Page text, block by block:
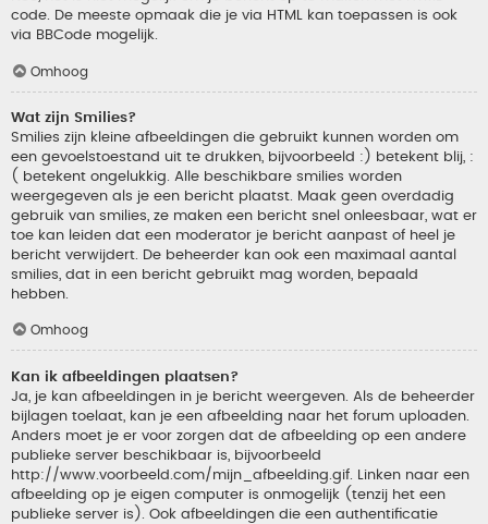
code. De meeste opmaak die je via HTML kan toepassen is ook
via BBCode mogelijk.
Omhoog
Wat zijn Smilies?
Smilies zijn kleine afbeeldingen die gebruikt kunnen worden om
een gevoelstoestand uit te drukken, bijvoorbeeld :) betekent blij, :
( betekent ongelukkig. Alle beschikbare smilies worden
weergegeven als je een bericht plaatst. Maak geen overdadig
gebruik van smilies, ze maken een bericht snel onleesbaar, wat er
toe kan leiden dat een moderator je bericht aanpast of heel je
bericht verwijdert. De beheerder kan ook een maximaal aantal
smilies, dat in een bericht gebruikt mag worden, bepaald
hebben.
Omhoog
Kan ik afbeeldingen plaatsen?
Ja, je kan afbeeldingen in je bericht weergeven. Als de beheerder
bijlagen toelaat, kan je een afbeelding naar het forum uploaden.
Anders moet je er voor zorgen dat de afbeelding op een andere
publieke server beschikbaar is, bijvoorbeeld
http://www.voorbeeld.com/mijn_afbeelding.gif. Linken naar een
afbeelding op je eigen computer is onmogelijk (tenzij het een
publieke server is). Ook afbeeldingen die een authentificatie